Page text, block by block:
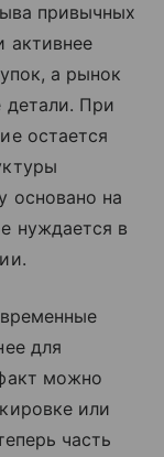
привычных
активнее
а рынок
детали. При
остается
основано на
нуждается в
для
можно
или
часть